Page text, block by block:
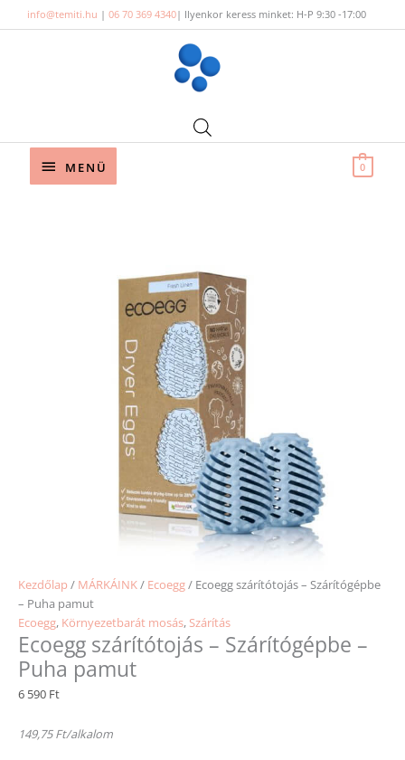
to
info@temiti.hu | 06 70 369 4340| Ilyenkor keress minket: H-P 9:30 -17:00
Below
MENÜ 0
Kezdőlap / MÁRKÁINK/ Ecoegg/ Ecoegg szárítótojás – Szárítógépbe
– Puha pamut
Ecoegg, Környezetbarát mosás, Szárítás
Ecoegg szárítótojás – Szárítógépbe –
Puha pamut
6 590 Ft
149,75 Ft/alkalom